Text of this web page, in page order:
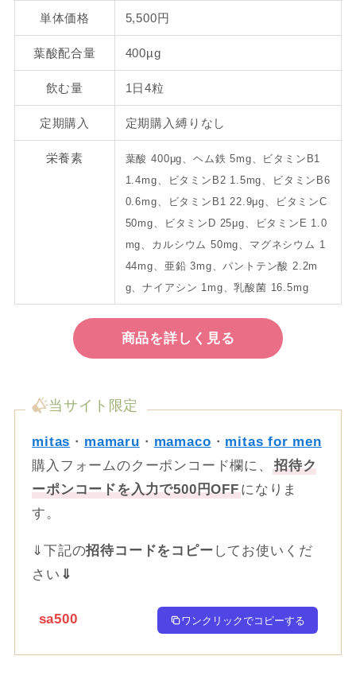
単体価格 5,500円
葉酸配合量 400µg
飲む量 1日4粒
定期購入 定期購入縛りなし
栄養素
葉酸 400μg、ヘム鉄 5mg、ビタミンB1
1.4mg、ビタミンB2 1.5mg、ビタミンB6
0.6mg、ビタミンB1 22.9μg、ビタミンC
50mg、ビタミンD 25μg、ビタミンE 1.0
mg、カルシウム 50mg、マグネシウム 1
44mg、亜鉛 3mg、パントテン酸 2.2m
g、ナイアシン 1mg、乳酸菌 16.5mg
商品を詳しく見る
当サイト限定
mitas ・ mamaru ・ mamaco ・ mitas for men
購入フォームのクーポンコード欄に、
招待ク
ーポンコードを入力で500円OFFになりま
す。
⇓下記の招待コードをコピー してお使いくだ
さい ⇓
sa500 ワンクリックでコピーする